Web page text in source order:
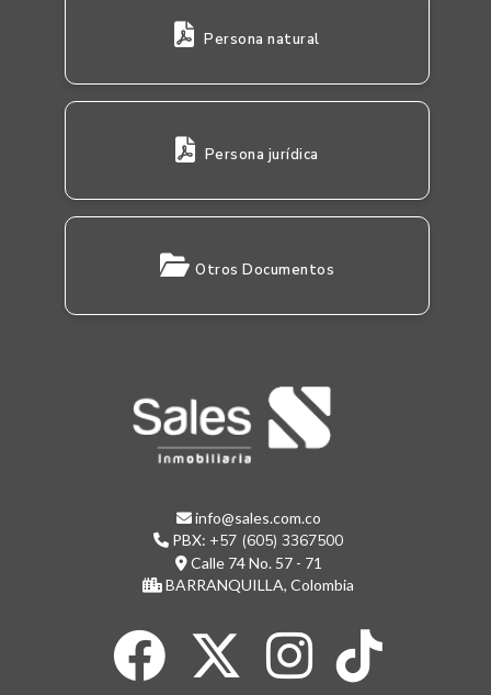
Persona natural
Persona jurídica
Otros Documentos
info@sales.com.co
PBX: +57 (605) 3367500
Calle 74 No. 57 - 71
BARRANQUILLA, Colombia